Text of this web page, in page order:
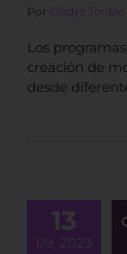
Por Gladys Toribio
Los
creación de
desde
13
09, 2023
de Pix4D
aplicado